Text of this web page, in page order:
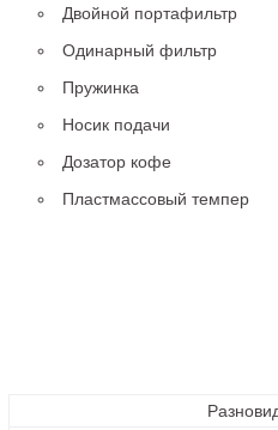
Двойной портафильтр
Одинарный фильтр
Пружинка
Носик подачи
Дозатор кофе
Пластмассовый темпер